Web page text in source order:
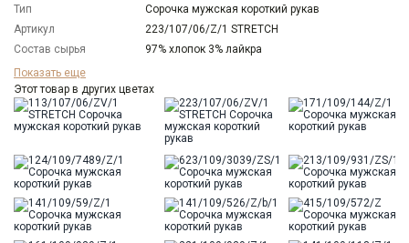
Тип
Сорочка мужская короткий рукав
Артикул
223/107/06/Z/1 STRETCH
Состав сырья
97% хлопок 3% лайкра
Бренд
Модель
Зауженная
Цвет
Синий
Отделка
Сорочки: внутренняя стойка воротника из
ткани компаньона
Ворот
Французский маленький
Карман
отсутствует
Силуэт
Полуприталенный силуэт / Regular fit
Показать еще
Этот товар в других цветах